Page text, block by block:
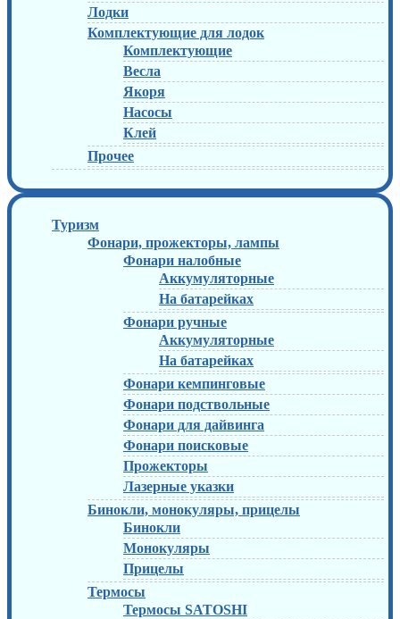
Лодки
Комплектующие для лодок
Комплектующие
Весла
Якоря
Насосы
Клей
Прочее
Туризм
Фонари, прожекторы, лампы
Фонари налобные
Аккумуляторные
На батарейках
Фонари ручные
Аккумуляторные
На батарейках
Фонари кемпинговые
Фонари подствольные
Фонари для дайвинга
Фонари поисковые
Прожекторы
Лазерные указки
Бинокли, монокуляры, прицелы
Бинокли
Монокуляры
Прицелы
Термосы
Термосы SATOSHI